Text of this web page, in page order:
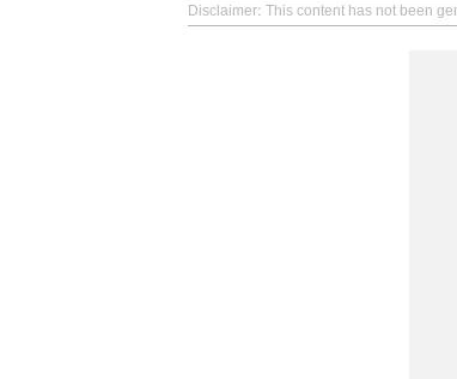
Disclaimer: This content has not been